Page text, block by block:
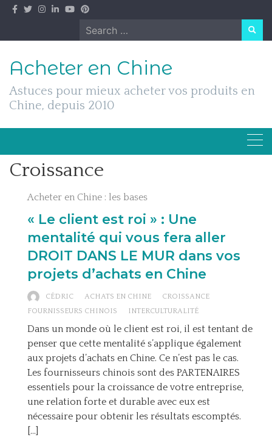
Skip
Search
for:
Acheter en Chine
Astuces pour mieux acheter vos produits en
Chine, depuis 2010
Croissance
Acheter en Chine : les bases
« Le client est roi » : Une
mentalité qui vous fera aller
DROIT DANS LE MUR dans vos
projets d’achats en Chine
CÉDRIC ACHATS EN CHINE
CROISSANCE
FOURNISSEURS CHINOIS
INTERCULTURALITÉ
Dans un monde où le client est roi, il est tentant de
penser que cette mentalité s’applique également
aux projets d’achats en Chine. Ce n’est pas le cas.
Les fournisseurs chinois sont des PARTENAIRES
essentiels pour la croissance de votre entreprise,
une relation forte et durable avec eux est
nécessaire pour obtenir les résultats escomptés.
[…]